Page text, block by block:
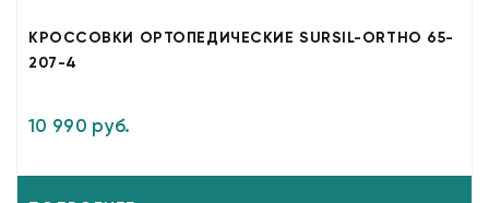
КРОССОВКИ ОРТОПЕДИЧЕСКИЕ SURSIL-ORTHO 65-
207-4
10 990 руб.